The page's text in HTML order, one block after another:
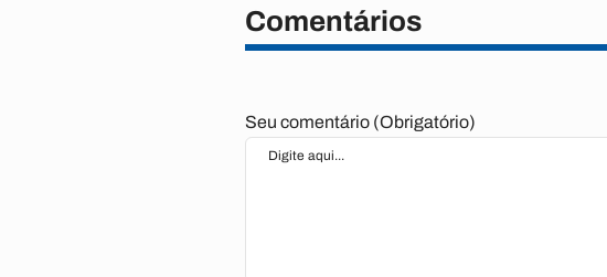
Comentários
Seu comentário (Obrigatório)